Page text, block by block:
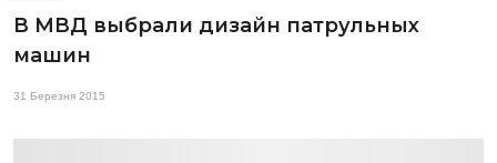
В МВД выбрали дизайн патрульных
машин
31 Березня 2015